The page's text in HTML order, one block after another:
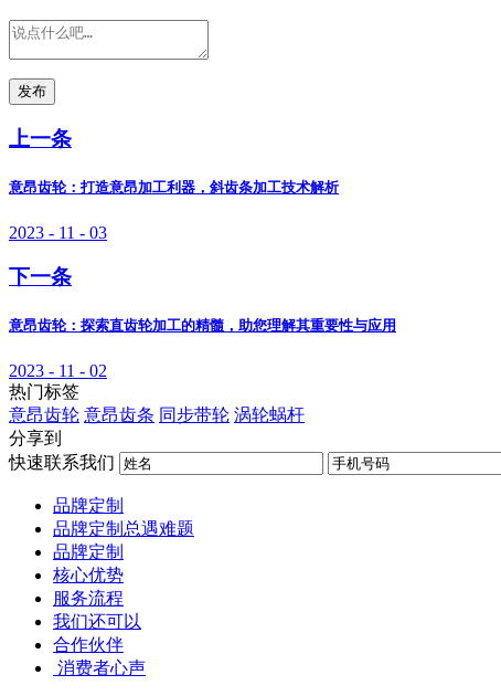
发布
上一条
意昂齿轮：打造意昂加工利器，斜齿条加工技术解析
2023 - 11 - 03
下一条
意昂齿轮：探索直齿轮加工的精髓，助您理解其重要性与应用
2023 - 11 - 02
热门标签
意昂齿轮 意昂齿条 同步带轮 涡轮蜗杆
分享到
快速联系我们
品牌定制
品牌定制总遇难题
品牌定制
核心优势
服务流程
我们还可以
合作伙伴
​ 消费者心声